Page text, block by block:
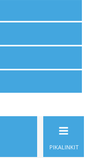
PIKALINKIT